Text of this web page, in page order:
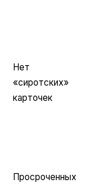
Нет
«сиротских»
карточек
Просроченных